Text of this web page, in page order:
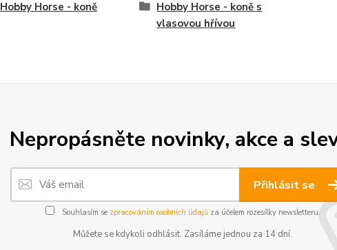
Hobby Horse - koně
Hobby Horse - koně s
vlasovou hřívou
Nepropásněte novinky, akce a
Přihlásit se
Souhlasím se zpracováním osobních údajůza účelem rozesílky newsletteru.
Můžete se kdykoli odhlásit. Zasíláme jednou za 14 dní.